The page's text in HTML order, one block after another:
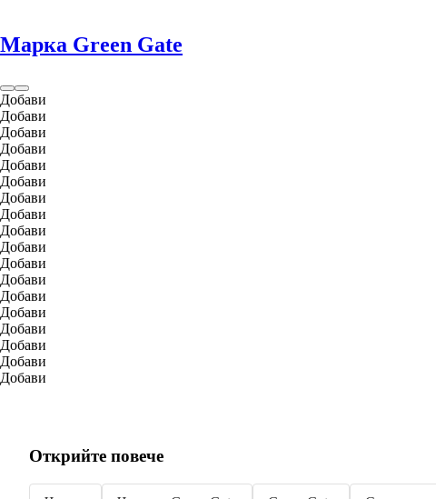
Марка Green Gate
Добави
Добави
Добави
Добави
Добави
Добави
Добави
Добави
Добави
Добави
Добави
Добави
Добави
Добави
Добави
Добави
Добави
Добави
Открийте повече